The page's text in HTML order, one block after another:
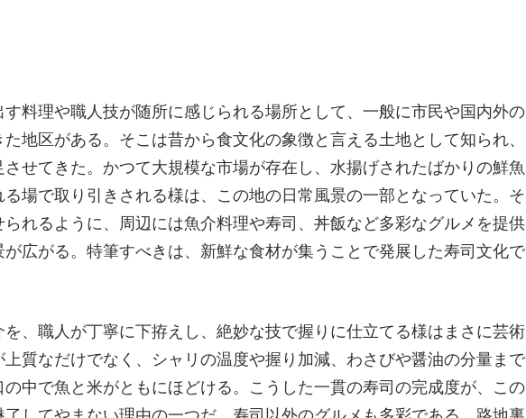
料理や職人技が随所に感じられる場所として、一般に市民や国内外の
地区がある。 そこは昔から食文化の象徴と言える土地として知られ、
せてきた。かつて大規模な市場が存在し、水揚げされたばかりの鮮魚
場で取り引きされる様は、この地の日常風景の一部となっていた。そ
れるように、周辺には魚介料理や寿司、丼飯など多彩なグルメを提供
広がる。特筆すべきは、新鮮な食材が集うことで発展した寿司文化で
、職人が丁寧に下拵えし、絶妙な技で握りに仕立てる様はまさに芸術
質なだけでなく、シャリの温度や握り加減、わさびや醤油の分量まで
中で魚と米がともにほどける。こうした一貫の寿司の完成度が、この